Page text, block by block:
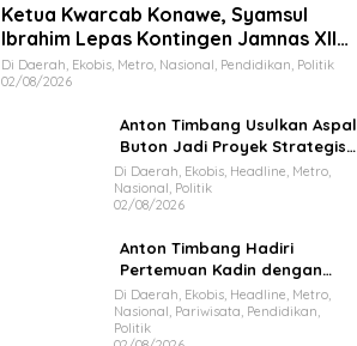
Ketua Kwarcab Konawe, Syamsul
Ibrahim Lepas Kontingen Jamnas XII
2026
Di Daerah, Ekobis, Metro, Nasional, Pendidikan, Politik
02/08/2026
Anton Timbang Usulkan Aspal
Buton Jadi Proyek Strategis
Nasional
Di Daerah, Ekobis, Headline, Metro,
Nasional, Politik
02/08/2026
Anton Timbang Hadiri
Pertemuan Kadin dengan
Presiden Prabowo, Bawa Misi
Majukan Ekonomi Sultra
Di Daerah, Ekobis, Headline, Metro,
Nasional, Pariwisata, Pendidikan,
Politik